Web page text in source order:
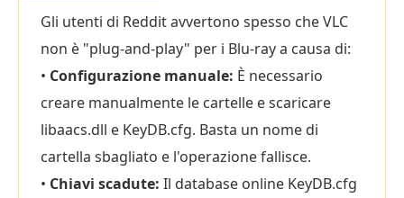
Gli utenti di Reddit avvertono spesso che VLC
non è "plug-and-play" per i Blu-ray a causa di:
• Configurazione manuale: È necessario
creare manualmente le cartelle e scaricare
libaacs.dll e KeyDB.cfg. Basta un nome di
cartella sbagliato e l'operazione fallisce.
• Chiavi scadute: Il database online KeyDB.cfg